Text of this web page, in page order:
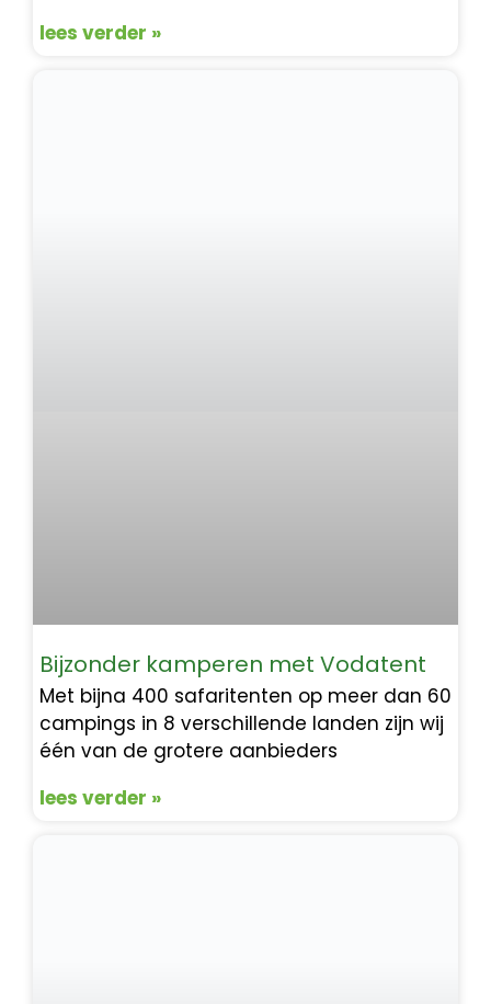
lees verder »
Bijzonder kamperen met Vodatent
Met bijna 400 safaritenten op meer dan 60
campings in 8 verschillende landen zijn wij
één van de grotere aanbieders
lees verder »